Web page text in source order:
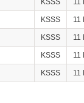
KSSS 11
KSSS 11
KSSS 11
KSSS 11
KSSS 11